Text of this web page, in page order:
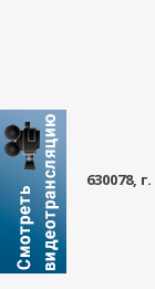
630078, г.